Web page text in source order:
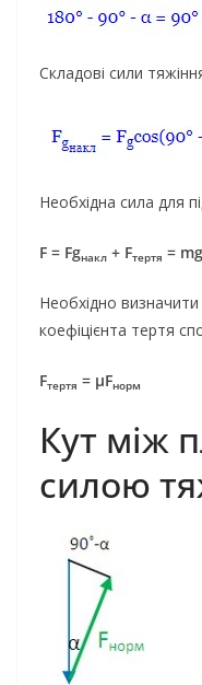
Складові сили
Необхідна сила для
F = Fgнакл + Fтертя =
Необхідно
коефіцієнта тертя
Fтертя = μFнорм
Кут між
силою